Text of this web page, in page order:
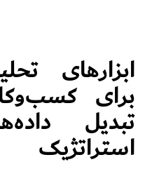
ابزارهای
برای
تبدیل
استراتژیک